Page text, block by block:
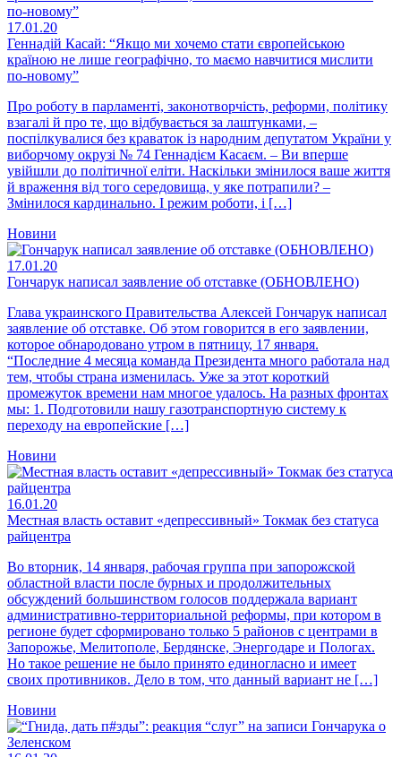
17.01.20
Геннадій Касай: “Якщо ми хочемо стати європейською
країною не лише географічно, то маємо навчитися мислити
по-новому”
Про роботу в парламенті, законотворчість, реформи, політику
взагалі й про те, що відбувається за лаштунками, –
поспілкувалися без краваток із народним депутатом України у
виборчому окрузі № 74 Геннадієм Касаєм. – Ви вперше
увійшли до політичної еліти. Наскільки змінилося ваше життя
й враження від того середовища, у яке потрапили? –
Змінилося кардинально. І режим роботи, і […]
Новини
17.01.20
Гончарук написал заявление об отставке (ОБНОВЛЕНО)
Глава украинского Правительства Алексей Гончарук написал
заявление об отставке. Об этом говорится в его заявлении,
которое обнародовано утром в пятницу, 17 января.
“Последние 4 месяца команда Президента много работала над
тем, чтобы страна изменилась. Уже за этот короткий
промежуток времени нам многое удалось. На разных фронтах
мы: 1. Подготовили нашу газотранспортную систему к
переходу на европейские […]
Новини
16.01.20
Местная власть оставит «депрессивный» Токмак без статуса
райцентра
Во вторник, 14 января, рабочая группа при запорожской
областной власти после бурных и продолжительных
обсуждений большинством голосов поддержала вариант
административно-территориальной реформы, при котором в
регионе будет сформировано только 5 районов с центрами в
Запорожье, Мелитополе, Бердянске, Энергодаре и Пологах.
Но такое решение не было принято единогласно и имеет
своих противников. Дело в том, что данный вариант не […]
Новини